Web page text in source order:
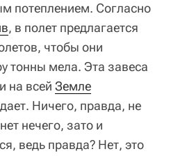
потеплением. Согласно
, в полет предлагается
чтобы они
тонны мела. Эта завеса
на всей Земле
Ничего, правда, не
нечего, зато и
ведь правда? Нет, это